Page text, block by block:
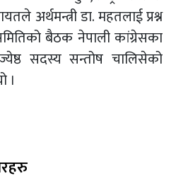
अर्थमन्त्री डा. महतलाई प्रश्न
बैठक नेपाली कांग्रेसका
सदस्य सन्तोष चालिसेको
।